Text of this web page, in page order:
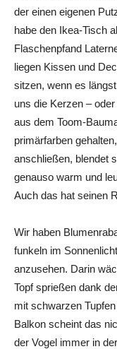
der einen eigenen
habe den Ikea-Tisch
Flaschenpfand
liegen Kissen und
sitzen, wenn es
uns die Kerzen –
aus dem Toom-
primärfarben
anschließen, blendet
genauso warm und
Auch das hat seinen
Wir haben
funkeln im
anzusehen. Darin
Topf sprießen dank
mit schwarzen
Balkon scheint das
der Vogel immer in